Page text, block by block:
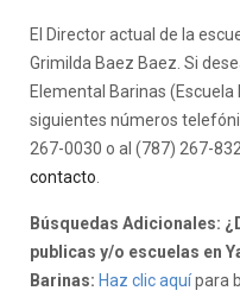
El Director actual de la
Grimilda Baez Baez. Si
Elemental Barinas
siguientes números
267-0030 o al (787) 267-
contacto
Búsquedas Adicionales:
publicas y/o escuelas en
Barinas: Haz clic aquípara